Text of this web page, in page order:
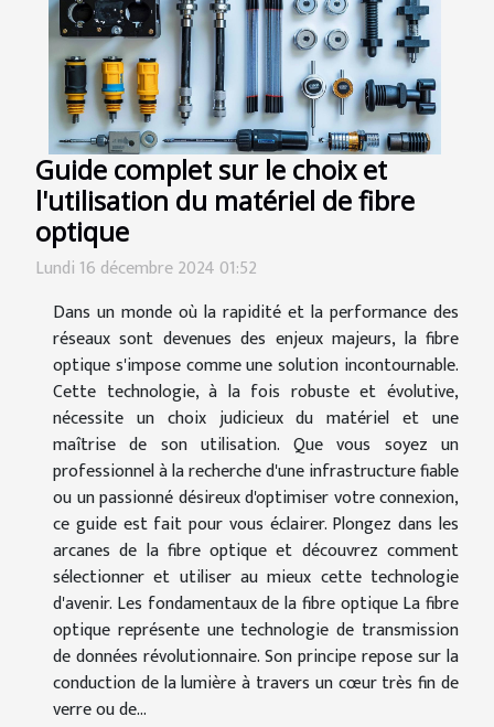
Guide complet sur le choix et
l'utilisation du matériel de fibre
optique
Lundi 16 décembre 2024 01:52
Dans un monde où la rapidité et la performance des
réseaux sont devenues des enjeux majeurs, la fibre
optique s'impose comme une solution incontournable.
Cette technologie, à la fois robuste et évolutive,
nécessite un choix judicieux du matériel et une
maîtrise de son utilisation. Que vous soyez un
professionnel à la recherche d'une infrastructure fiable
ou un passionné désireux d'optimiser votre connexion,
ce guide est fait pour vous éclairer. Plongez dans les
arcanes de la fibre optique et découvrez comment
sélectionner et utiliser au mieux cette technologie
d'avenir. Les fondamentaux de la fibre optique La fibre
optique représente une technologie de transmission
de données révolutionnaire. Son principe repose sur la
conduction de la lumière à travers un cœur très fin de
verre ou de...